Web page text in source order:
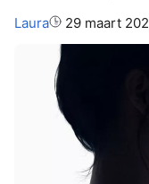
Auteur:
Laura 29 maart